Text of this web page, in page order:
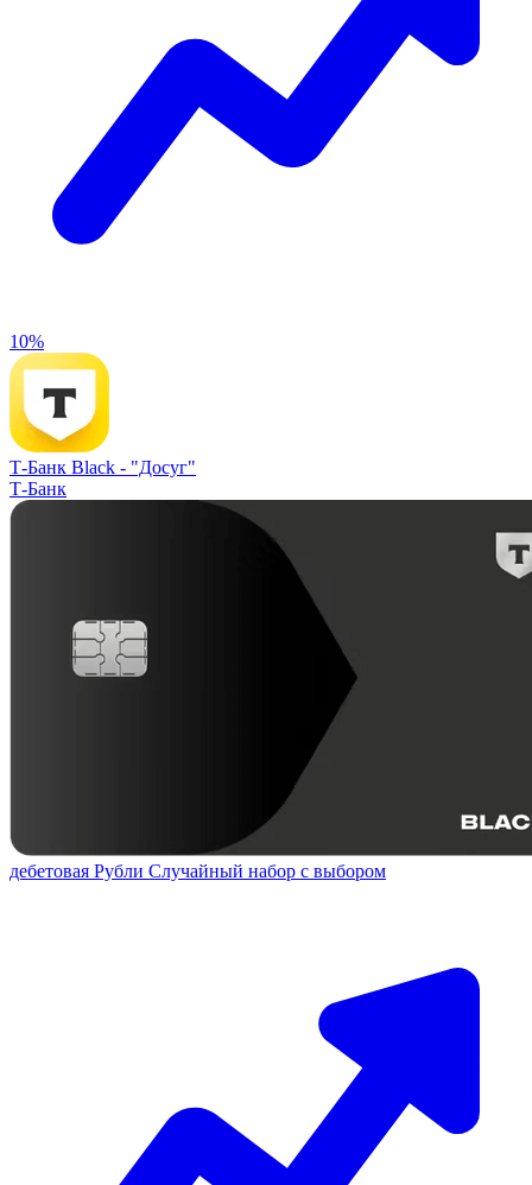
10%
Т-Банк Black - "Досуг"
Т-Банк
дебетовая Рубли Случайный набор с выбором